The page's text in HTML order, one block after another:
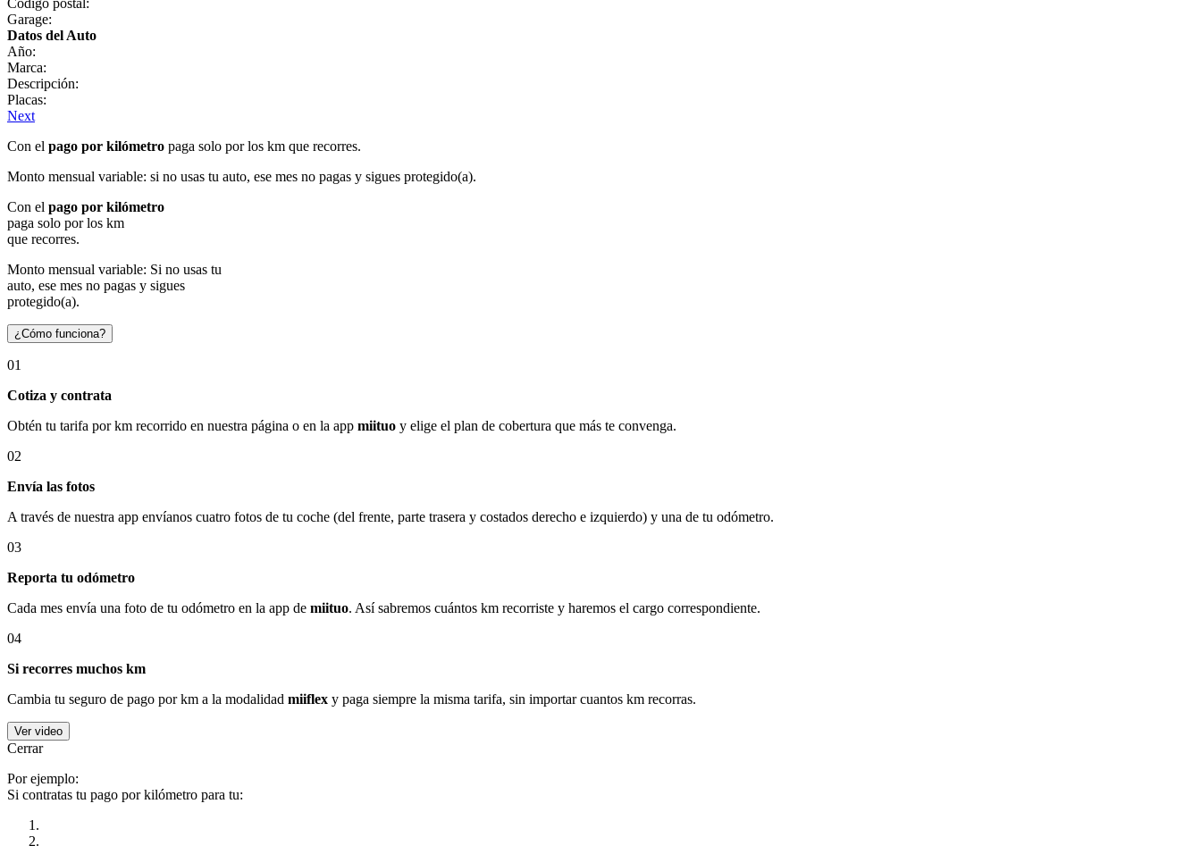
Garage:
Datos del Auto
Año:
Marca:
Descripción:
Placas:
Next
Con el pago por kilómetro paga solo por los km que recorres.
Monto mensual variable: si no usas tu auto, ese mes no pagas y sigues protegido(a).
Con el pago por kilómetro
paga solo por los km
que recorres.
Monto mensual variable: Si no usas tu
auto, ese mes no pagas y sigues
protegido(a).
¿Cómo funciona?
01
Cotiza y contrata
Obtén tu tarifa por km recorrido en nuestra página o en la app miituo y elige el plan de cobertura que más te convenga.
02
Envía las fotos
A través de nuestra app envíanos cuatro fotos de tu coche (del frente, parte trasera y costados derecho e izquierdo) y una de tu odómetro.
03
Reporta tu odómetro
Cada mes envía una foto de tu odómetro en la app de miituo. Así sabremos cuántos km recorriste y haremos el cargo correspondiente.
04
Si recorres muchos km
Cambia tu seguro de pago por km a la modalidad miiflex y paga siempre la misma tarifa, sin importar cuantos km recorras.
Ver video
Cerrar
Por ejemplo:
Si contratas tu pago por kilómetro para tu: